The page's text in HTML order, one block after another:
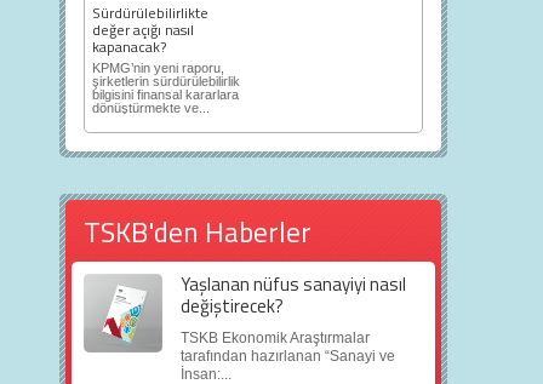
Sürdürülebilirlikte
değer açığı nasıl
kapanacak?
KPMG’nin yeni raporu,
şirketlerin sürdürülebilirlik
bilgisini finansal kararlara
dönüştürmekte ve...
TSKB'den Haberler
Yaşlanan nüfus sanayiyi nasıl
değiştirecek?
TSKB Ekonomik Araştırmalar
tarafından hazırlanan “Sanayi ve
İnsan:...